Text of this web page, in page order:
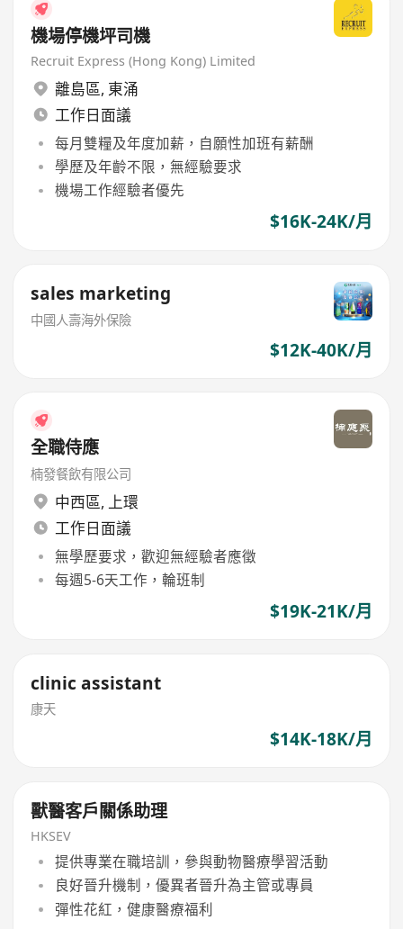
機場停機坪司機
Recruit Express (Hong Kong) Limited
離島區, 東涌
工作日面議
每月雙糧及年度加薪，自願性加班有薪酬
學歷及年齡不限，無經驗要求
機場工作經驗者優先
$16K-24K/月
sales marketing
中國人壽海外保險
$12K-40K/月
全職侍應
楠發餐飲有限公司
中西區, 上環
工作日面議
無學歷要求，歡迎無經驗者應徵
每週5-6天工作，輪班制
$19K-21K/月
clinic assistant
康天
$14K-18K/月
獸醫客戶關係助理
HKSEV
提供專業在職培訓，參與動物醫療學習活動
良好晉升機制，優異者晉升為主管或專員
彈性花紅，健康醫療福利